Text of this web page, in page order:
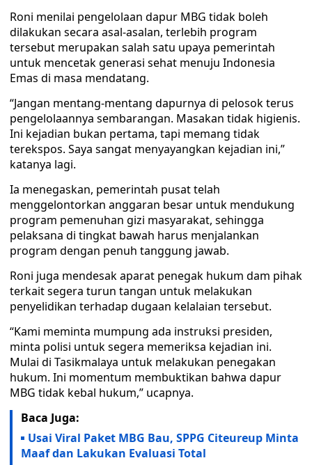
Roni menilai pengelolaan dapur MBG tidak boleh
dilakukan secara asal-asalan, terlebih program
tersebut merupakan salah satu upaya pemerintah
untuk mencetak generasi sehat menuju Indonesia
Emas di masa mendatang.
“Jangan mentang-mentang dapurnya di pelosok terus
pengelolaannya sembarangan. Masakan tidak higienis.
Ini kejadian bukan pertama, tapi memang tidak
terekspos. Saya sangat menyayangkan kejadian ini,”
katanya lagi.
Ia menegaskan, pemerintah pusat telah
menggelontorkan anggaran besar untuk mendukung
program pemenuhan gizi masyarakat, sehingga
pelaksana di tingkat bawah harus menjalankan
program dengan penuh tanggung jawab.
Roni juga mendesak aparat penegak hukum dam pihak
terkait segera turun tangan untuk melakukan
penyelidikan terhadap dugaan kelalaian tersebut.
“Kami meminta mumpung ada instruksi presiden,
minta polisi untuk segera memeriksa kejadian ini.
Mulai di Tasikmalaya untuk melakukan penegakan
hukum. Ini momentum membuktikan bahwa dapur
MBG tidak kebal hukum,” ucapnya.
Baca Juga:
Usai Viral Paket MBG Bau, SPPG Citeureup Minta
Maaf dan Lakukan Evaluasi Total